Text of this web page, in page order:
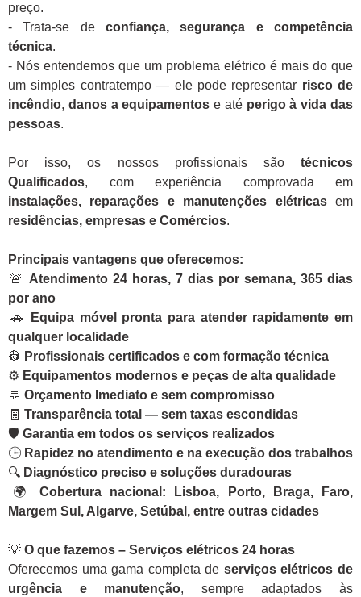
preço.
- Trata-se de confiança, segurança e competência
técnica.
- Nós entendemos que um problema elétrico é mais do que
um simples contratempo — ele pode representar risco de
incêndio, danos a equipamentos e até perigo à vida das
pessoas.
Por isso, os nossos profissionais são técnicos
Qualificados, com experiência comprovada em
instalações, reparações e manutenções elétricasem
residências, empresas e Comércios.
Principais vantagens que oferecemos:
🚨 Atendimento 24 horas, 7 dias por semana, 365 dias
por ano
🚗
Equipa móvel pronta para atender rapidamente em
qualquer localidade
👷 Profissionais certificados e com formação técnica
⚙️ Equipamentos modernos e peças de alta qualidade
💬 Orçamento Imediato e sem compromisso
🧾 Transparência total — sem taxas escondidas
🛡️ Garantia em todos os serviços realizados
🕒 Rapidez no atendimento e na execução dos trabalhos
🔍 Diagnóstico preciso e soluções duradouras
🌍 Cobertura nacional: Lisboa, Porto, Braga, Faro,
Margem Sul, Algarve, Setúbal, entre outras cidades
💡 O que fazemos – Serviços elétricos 24 horas
Oferecemos uma gama completa de serviços elétricos de
urgência e manutenção, sempre adaptados às